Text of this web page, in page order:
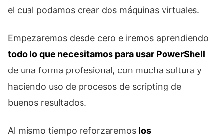
el cual podamos crear dos máquinas virtuales.
Empezaremos desde cero e iremos aprendiendo
todo lo que necesitamos para usar PowerShell
de una forma profesional, con mucha soltura y
haciendo uso de procesos de scripting de
buenos resultados.
Al mismo tiempo reforzaremos los